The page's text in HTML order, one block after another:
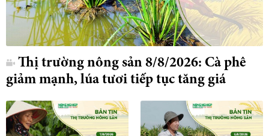
Thị trường nông sản 8/8/2026: Cà phê
giảm mạnh, lúa tươi tiếp tục tăng giá